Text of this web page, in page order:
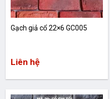
Gạch giả cổ 22×6 GC005
Liên hệ